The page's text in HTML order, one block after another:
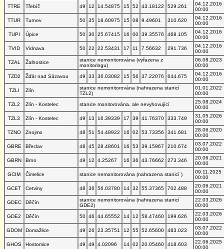
TTRE
Třebíč 49 12 14.54875 15 52 43.18122 529.261
04.12.2016
00:00
TTUR
Turnov 50 35 18.60975 15 08 9.49601 310.620
04.12.2016
00:00
TUPI
Úpice 50 30 25.67415 16 00 39.35576 468.105
04.12.2016
00:00
TVID
Vidnava 50 22 22.53431 17 11 7.56632 291.736
04.12.2016
00:00
TZAL
Žalhostice
stanice nemonitorována (vyřazena z
monitoringu)
06.08.2023
00:00
TZD2
Žďár nad Sázavou 49 33 36.03082 15 56 37.22076 644.675
04.12.2016
00:00
TZLI
Zlín
stanice nemonitorována (nahrazena stanicí
TZL2)
01.01.2022
00:00
TZL2
Zlín - Kostelec stanice monitorována, ale nevyhovující
25.08.2024
00:00
TZL3
Zlín - Kostelec 49 13 16.39339 17 39 41.76370 333.749
31.05.2026
00:00
TZNO
Znojmo 48 51 54.48922 16 02 53.73356 341.681
28.06.2020
00:00
GBRE
Břeclav 48 45 28.48601 16 53 39.15967 210.674
03.07.2022
00:00
GBRN
Brno 49 12 4.25267 16 36 43.76662 273.346
20.06.2021
00:00
GCIM
Čimelice stanice nemonitorována (nahrazena stanicí )
09.11.2025
00:00
GCET
Cetviny 48 36 56.03780 14 32 55.37365 702.488
20.06.2021
00:00
GDEC
Děčín
stanice nemonitorována (nahrazena stanicí
GDE2)
22.03.2026
00:00
GDE2
Děčín 50 46 44.65552 14 12 58.47460 199.626
22.03.2026
00:00
GDOM
Domažlice 49 26 23.35751 12 55 52.65600 483.023
03.07.2022
00:00
GHOS
Hostomice 49 49 4.02096 14 02 20.05460 418.603
22.06.2025
00:00